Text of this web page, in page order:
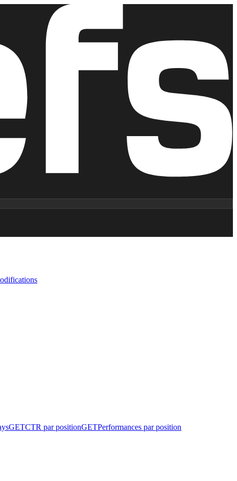
GETCTR par positionGETPerformances par position